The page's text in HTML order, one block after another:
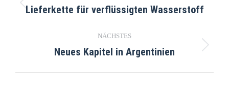
Lieferkette für verflüssigten Wasserstoff
NÄCHSTES
Neues Kapitel in Argentinien